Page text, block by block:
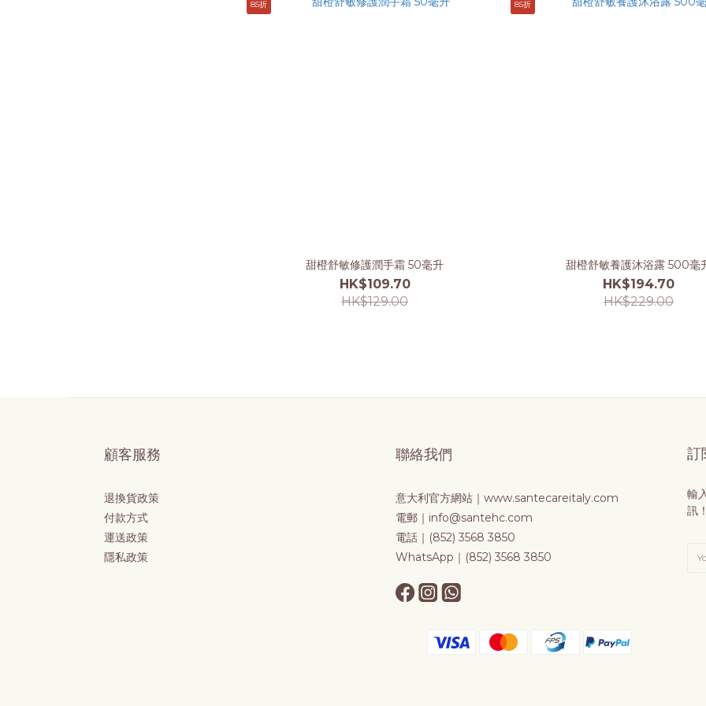
85折
甜橙舒敏修護潤手霜 50毫升
HK$109.70
HK$129.00
85折
甜橙舒敏養護沐浴露 500毫
HK$194.70
HK$229.00
顧客服務
退換貨政策
付款方式
運送政策
隱私政策
聯絡我們
意大利官方網站｜ www.santecareitaly.com
電郵｜info@santehc.com
電話｜(852) 3568 3850
WhatsApp｜(852) 3568 3850
訂
輸
訊